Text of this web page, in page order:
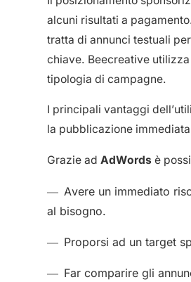
alcuni risultati a
tratta di annunci testuali
chiave. Beecreative utilizza
tipologia di campagne.
I principali vantaggi
la pubblicazione
Grazie ad AdWordsè
Avere un immediato
al bisogno.
Proporsi ad un target
Far comparire gli